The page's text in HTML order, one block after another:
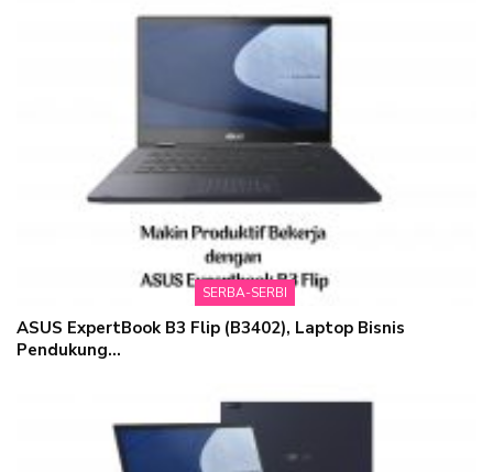
SERBA-SERBI
ASUS ExpertBook B3 Flip (B3402), Laptop Bisnis
Pendukung…